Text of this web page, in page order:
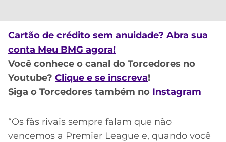
2026
GRÊMIO
ATLÉTICO
CRUZEIRO
Cartão de crédito sem anuidade? Abra sua
conta Meu BMG agora!
Você conhece o canal do Torcedores no
Youtube? Clique e se inscreva!
Siga o Torcedores também no Instagram
“Os fãs rivais sempre falam que não
vencemos a Premier League e, quando você